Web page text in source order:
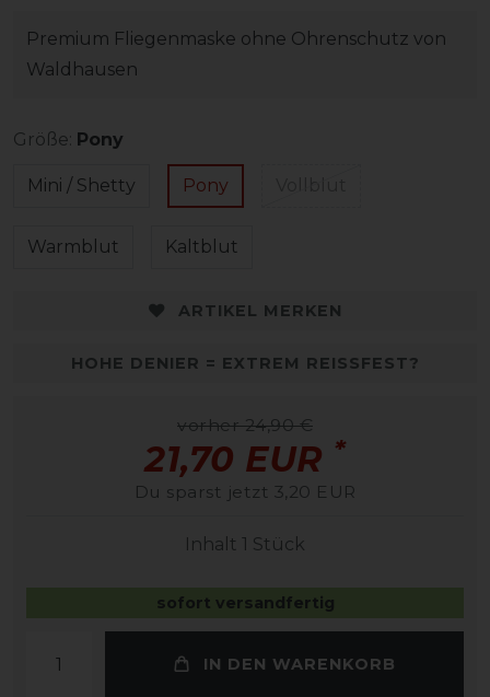
Premium Fliegenmaske ohne Ohrenschutz von
Waldhausen
Größe: Pony
Mini / Shetty Pony
Warmblut Kaltblut
ARTIKEL MERKEN
HOHE DENIER = EXTREM REISSFEST?
vorher 24,90 €
21,70 EUR *
Du sparst jetzt 3,20 EUR
Inhalt 1 Stück
sofort versandfertig
IN DEN WARENKORB